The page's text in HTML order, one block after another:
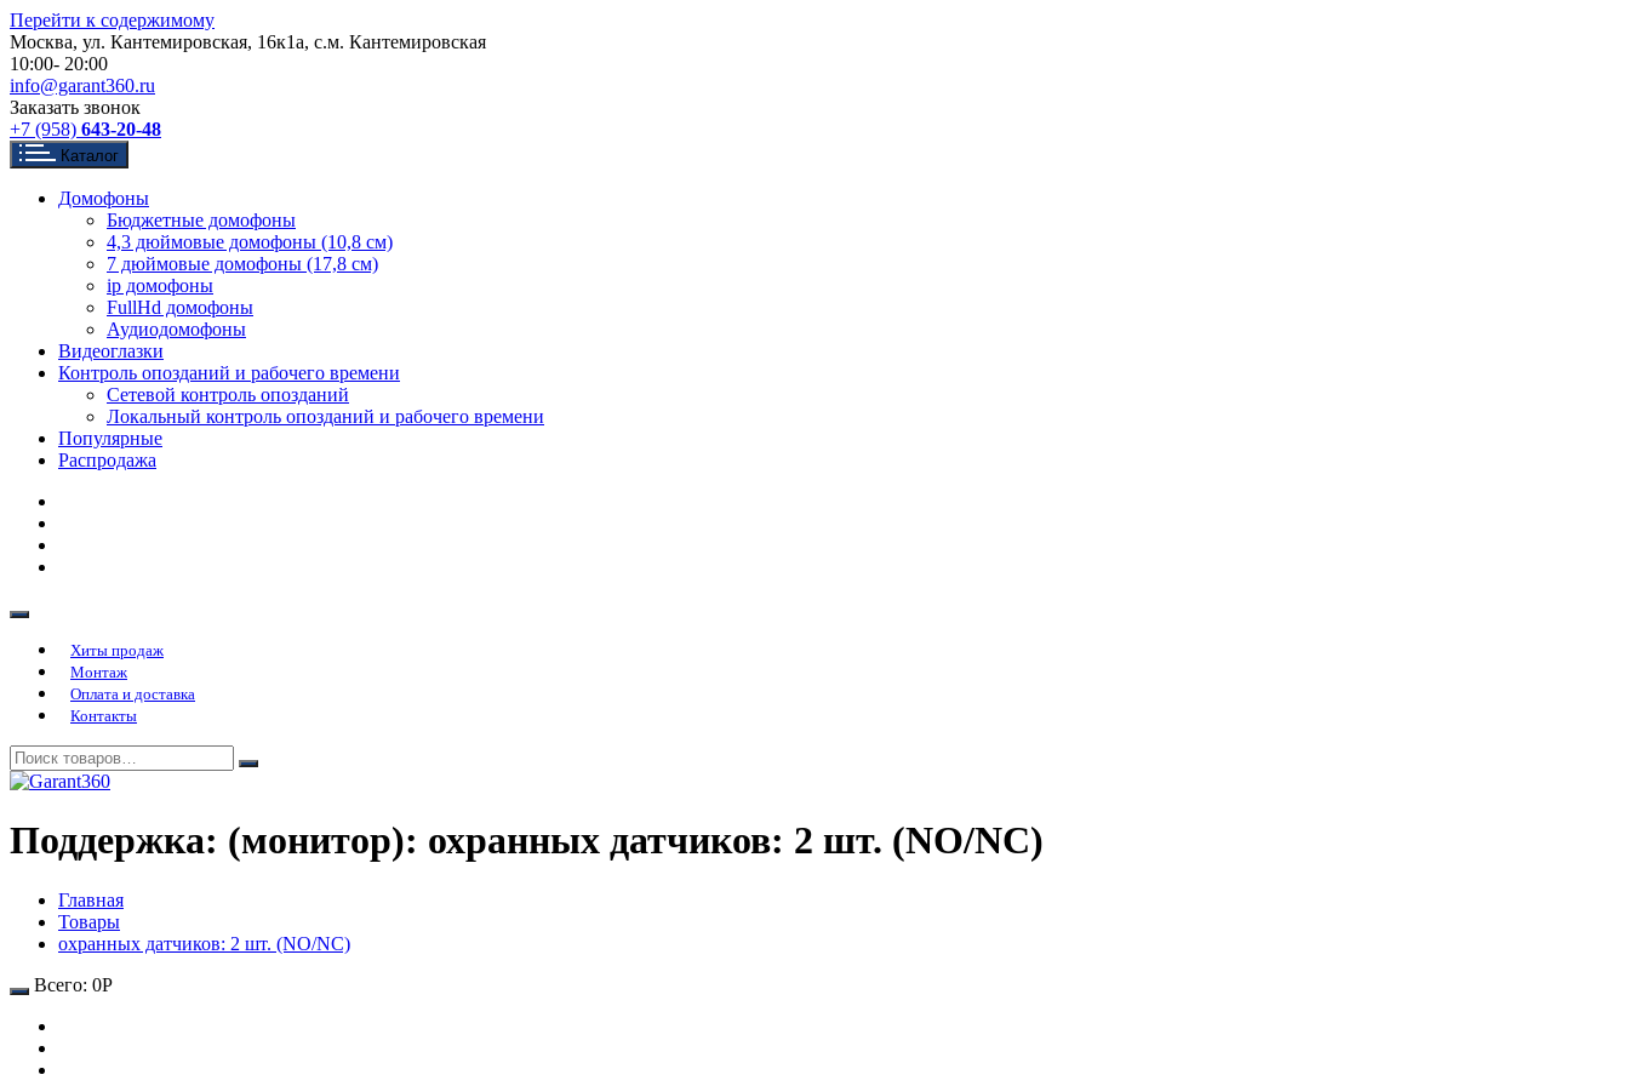
Перейти к содержимому
Москва, ул. Кантемировская, 16к1а, с.м. Кантемировская
10:00- 20:00
info@garant360.ru
Заказать звонок
+7 (958) 643-20-48
Каталог
Домофоны
Бюджетные домофоны
4,3 дюймовые домофоны (10,8 см)
7 дюймовые домофоны (17,8 см)
ip домофоны
FullHd домофоны
Аудиодомофоны
Видеоглазки
Контроль опозданий и рабочего времени
Сетевой контроль опозданий
Локальный контроль опозданий и рабочего времени
Популярные
Распродажа
Хиты продаж
Монтаж
Оплата и доставка
Контакты
Поддержка: (монитор): охранных датчиков: 2 шт. (NO/NC)
Главная
Товары
охранных датчиков: 2 шт. (NO/NC)
Всего: 0Р